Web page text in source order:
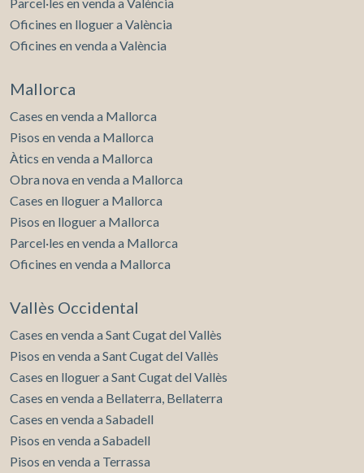
Parcel·les en venda a València
Oficines en lloguer a València
Oficines en venda a València
Mallorca
Cases en venda a Mallorca
Pisos en venda a Mallorca
Àtics en venda a Mallorca
Obra nova en venda a Mallorca
Cases en lloguer a Mallorca
Pisos en lloguer a Mallorca
Parcel·les en venda a Mallorca
Oficines en venda a Mallorca
Vallès Occidental
Cases en venda a Sant Cugat del Vallès
Pisos en venda a Sant Cugat del Vallès
Cases en lloguer a Sant Cugat del Vallès
Cases en venda a Bellaterra, Bellaterra
Cases en venda a Sabadell
Pisos en venda a Sabadell
Pisos en venda a Terrassa